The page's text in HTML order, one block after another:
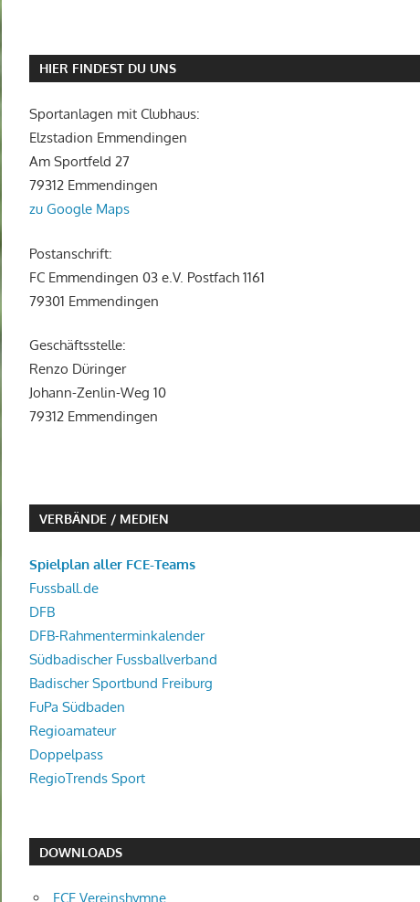
HIER FINDEST DU UNS
Sportanlagen mit Clubhaus:
Elzstadion Emmendingen
Am Sportfeld 27
79312 Emmendingen
zu Google Maps
Postanschrift:
FC Emmendingen 03 e.V. Postfach 1161
79301 Emmendingen
Geschäftsstelle:
Renzo Düringer
Johann-Zenlin-Weg 10
79312 Emmendingen
VERBÄNDE / MEDIEN
Spielplan aller FCE-Teams
Fussball.de
DFB
DFB-Rahmenterminkalender
Südbadischer Fussballverband
Badischer Sportbund Freiburg
FuPa Südbaden
Regioamateur
Doppelpass
RegioTrends Sport
DOWNLOADS
FCE Vereinshymne